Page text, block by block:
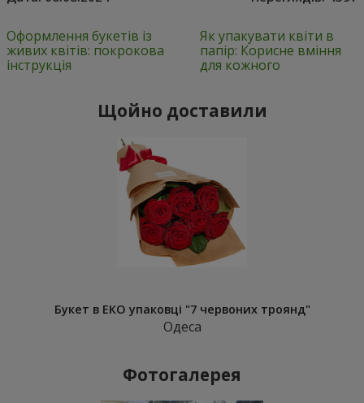
Оформлення букетів із
живих квітів: покрокова
інструкція
Як упакувати квіти в
папір: Корисне вміння
для кожного
Щойно доставили
Букет в ЕКО упаковці "7 червоних троянд"
Одеса
Фотогалерея